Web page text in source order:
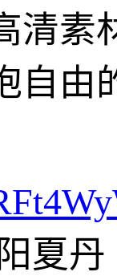
清素
自由
夏丹